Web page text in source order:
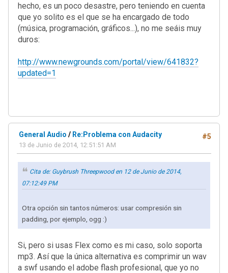
hecho, es un poco desastre, pero teniendo en cuenta
que yo solito es el que se ha encargado de todo
(música, programación, gráficos...), no me seáis muy
duros:
http://www.newgrounds.com/portal/view/641832?
updated=1
#5
General Audio / Re:Problema con Audacity
13 de Junio de 2014, 12:51:51 AM
Cita de: Guybrush Threepwood en 12 de Junio de 2014,
07:12:49 PM
Otra opción sin tantos números: usar compresión sin
padding, por ejemplo, ogg :)
Si, pero si usas Flex como es mi caso, solo soporta
mp3. Así que la única alternativa es comprimir un wav
a swf usando el adobe flash profesional, que yo no